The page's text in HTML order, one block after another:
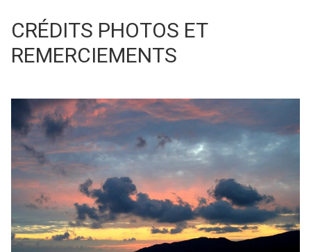
CRÉDITS PHOTOS ET
REMERCIEMENTS